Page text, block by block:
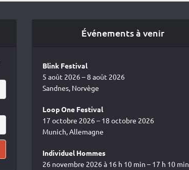
Événements à venir
Blink Festival
5 août 2026 – 8 août 2026
Sandnes, Norvège
Loop One Festival
17 octobre 2026 – 18 octobre 2026
Munich, Allemagne
Individuel Hommes
26 novembre 2026 à 16 h 10 min – 17 h 10 min